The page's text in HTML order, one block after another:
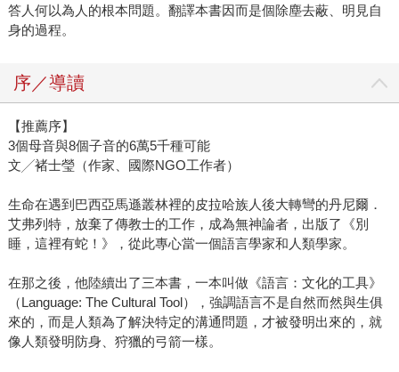
答人何以為人的根本問題。翻譯本書因而是個除塵去蔽、明見自
身的過程。
序／導讀
【推薦序】
3個母音與8個子音的6萬5千種可能
文╱褚士瑩（作家、國際NGO工作者）
生命在遇到巴西亞馬遜叢林裡的皮拉哈族人後大轉彎的丹尼爾．
艾弗列特，放棄了傳教士的工作，成為無神論者，出版了《別
睡，這裡有蛇！》，從此專心當一個語言學家和人類學家。
在那之後，他陸續出了三本書，一本叫做《語言：文化的工具》
（Language: The Cultural Tool），強調語言不是自然而然與生俱
來的，而是人類為了解決特定的溝通問題，才被發明出來的，就
像人類發明防身、狩獵的弓箭一樣。